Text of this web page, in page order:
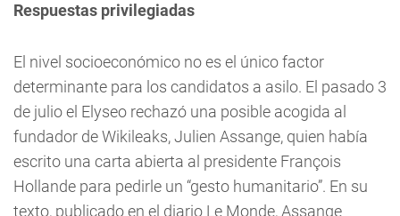
Respuestas privilegiadas
El nivel socioeconómico no es el único factor
determinante para los candidatos a asilo. El pasado 3
de julio el Elyseo rechazó una posible acogida al
fundador de Wikileaks, Julien Assange, quien había
escrito una carta abierta al presidente François
Hollande para pedirle un “gesto humanitario”. En su
texto, publicado en el diario Le Monde, Assange